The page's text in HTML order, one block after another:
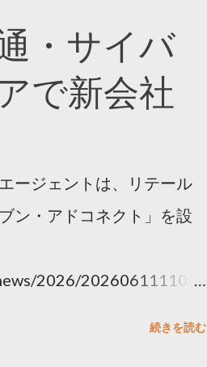
・サイバ
で新会社
ージェントは、リテール
ン・アドコネクト」を設
2026/202606111100.
続きを読む